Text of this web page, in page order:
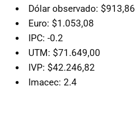
Dólar observado: $913,86
Euro: $1.053,08
IPC: -0.2
UTM: $71.649,00
IVP: $42.246,82
Imacec: 2.4